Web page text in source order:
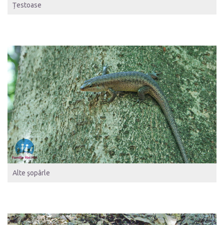
Țestoase
Alte șopârle